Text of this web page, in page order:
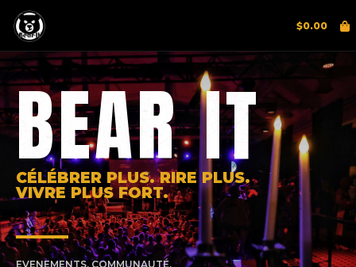
$0.00
BEAR IT
CÉLÉBRER PLUS. RIRE PLUS.
VIVRE PLUS FORT.
EVENEMENTS, COMMUNAUTÉ,